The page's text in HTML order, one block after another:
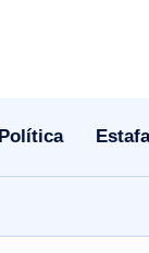
Política